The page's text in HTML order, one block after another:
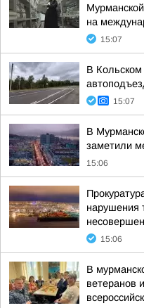
на
15:07
В Кольском
15:07
В
заметили
15:06
нарушения
15:06
В
ветеранов